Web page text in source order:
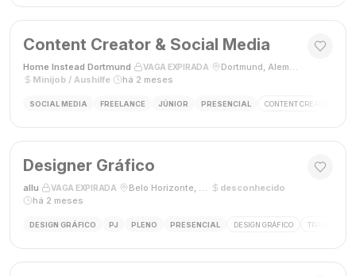
Content Creator & Social Media
Home Instead Dortmund VAGA EXPIRADA Dortmund, Alemanha
Minijob / Aushilfe
há 2 meses
SOCIAL MEDIA FREELANCE JÚNIOR PRESENCIAL CONTENT CREATOR
Designer Gráfico
allu VAGA EXPIRADA Belo Horizonte, MG, Brasil desconhecido
há 2 meses
DESIGN GRÁFICO PJ PLENO PRESENCIAL DESIGN GRÁFICO TRÁFEGO